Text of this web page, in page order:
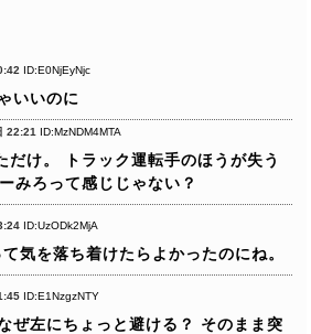
ID:E0NjEyNjc
いいのに
22:21 ID:MzNDM4MTA
け。
トラック運転手のほうが失う
みろって感じじゃない？
ID:UzODk2MjA
気を落ち着けたらよかったのにね。
ID:E1NzgzNTY
ぜ左にちょっと避ける？
そのまま突